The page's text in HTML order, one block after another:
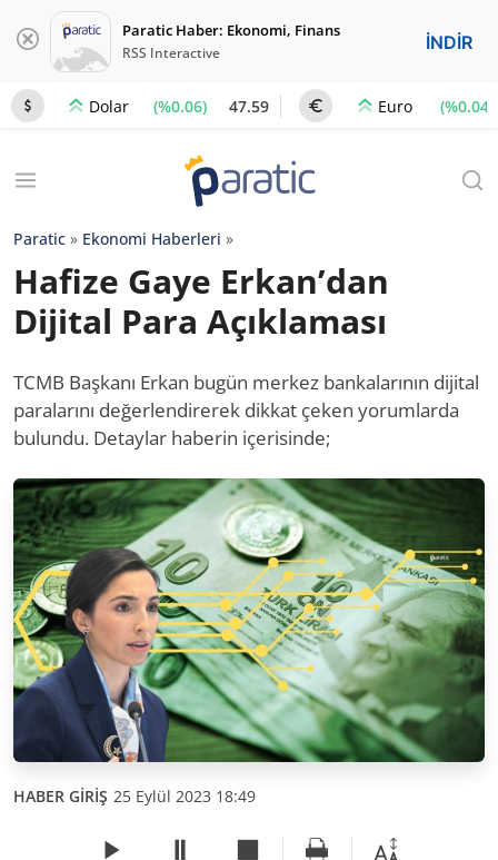
Paratic Haber: Ekonomi, Finans
RSS Interactive İNDİR
Dolar (%0.06) 47.59 Euro (%0.04)
Paratic » Ekonomi Haberleri »
Hafize Gaye Erkan’dan
Dijital Para Açıklaması
TCMB Başkanı Erkan bugün merkez bankalarının dijital
paralarını değerlendirerek dikkat çeken yorumlarda
bulundu. Detaylar haberin içerisinde;
HABER GİRİŞ 25 Eylül 2023 18:49